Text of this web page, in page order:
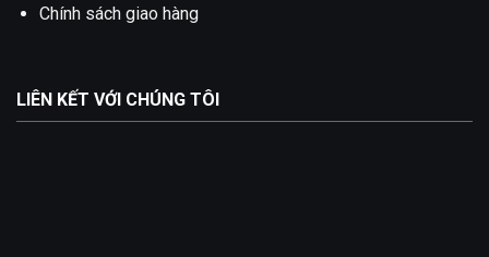
Chính sách giao hàng
LIÊN KẾT VỚI CHÚNG TÔI